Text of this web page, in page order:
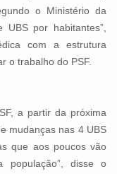
o Ministério da
por habitantes”,
com a estrutura
o trabalho do PSF.
da próxima
mudanças nas 4 UBS
que aos poucos vão
disse o